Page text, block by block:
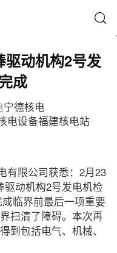
驱动机构2号发
成
宁德核电
电设备福建核电站
有限公司获悉：2月23
驱动机构2号发电机检
临界前最后一项重要
扫清了障碍。本次再
到包括电气、机械、